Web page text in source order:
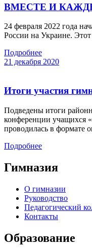
ВМЕСТЕ И
24 февраля 2022 года
России на Украине.
Подробнее
21 декабря 2020
Итоги участия
Подведены итоги
конференции учащихся
проводилась в формате
Подробнее
Гимназия
О гимназии
Руководство
Педагогический
Контакты
Образование